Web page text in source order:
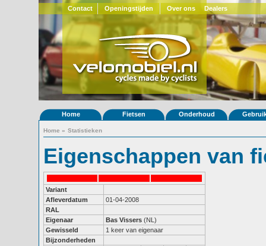
Contact Openingstijden Over ons Dealers
Home Fietsen Onderhoud
Home » Statistieken
Eigenschappen van
Variant
Afleverdatum
01-04-2008
RAL
Eigenaar
Bas Vissers (NL)
Gewisseld
1 keer van eigenaar
Bijzonderheden